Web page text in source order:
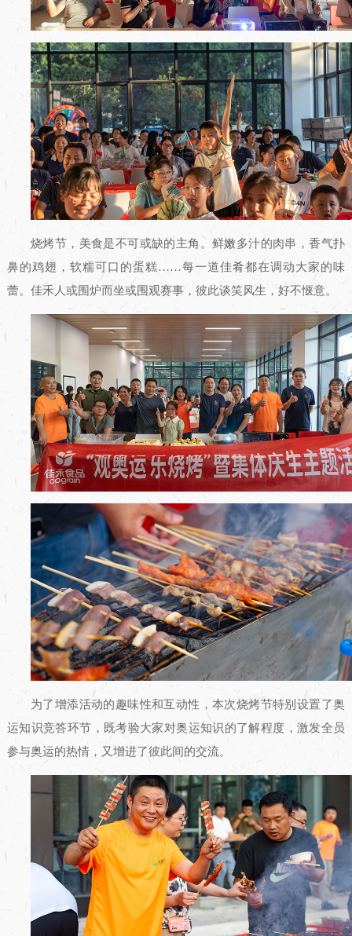
烧烤节，美食是不可或缺的主角。鲜嫩多汁的肉串，香气扑
鼻的鸡翅，软糯可口的蛋糕……每一道佳肴都在调动大家的味
蕾。佳禾人或围炉而坐或围观赛事，彼此谈笑风生，好不惬意。
为了增添活动的趣味性和互动性，本次烧烤节特别设置了奥
运知识竞答环节，既考验大家对奥运知识的了解程度，激发全员
参与奥运的热情，又增进了彼此间的交流。